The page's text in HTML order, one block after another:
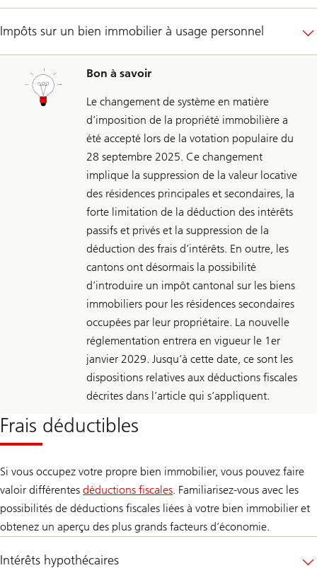
Impôts sur un bien immobilier à usage personnel
Bon à savoir
Le changement de système en matière
d’imposition de la propriété immobilière a
été accepté lors de la votation populaire du
28 septembre 2025. Ce changement
implique la suppression de la valeur locative
des résidences principales et secondaires, la
forte limitation de la déduction des intérêts
passifs et privés et la suppression de la
déduction des frais d’intérêts. En outre, les
cantons ont désormais la possibilité
d’introduire un impôt cantonal sur les biens
immobiliers pour les résidences secondaires
occupées par leur propriétaire. La nouvelle
réglementation entrera en vigueur le 1er
janvier 2029. Jusqu’à cette date, ce sont les
dispositions relatives aux déductions fiscales
décrites dans l’article qui s’appliquent.
Frais déductibles
Si vous occupez votre propre bien immobilier, vous pouvez faire
valoir différentes déductions fiscales. Familiarisez-vous avec les
possibilités de déductions fiscales liées à votre bien immobilier et
obtenez un aperçu des plus grands facteurs d’économie.
Intérêts hypothécaires